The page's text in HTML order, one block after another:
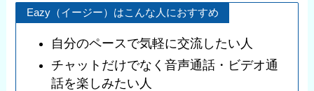
Eazy（イージー）はこんな人におすすめ
自分のペースで気軽に交流したい人
チャットだけでなく音声通話・ビデオ通
話を楽しみたい人